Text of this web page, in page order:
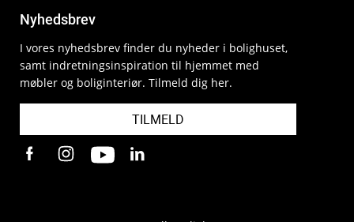
Nyhedsbrev
I vores nyhedsbrev finder du nyheder i bolighuset,
samt indretningsinspiration til hjemmet med
møbler og boliginteriør. Tilmeld dig her.
TILMELD